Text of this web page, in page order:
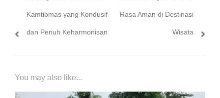
Kamtibmas yang Kondusif
dan Penuh Keharmonisan
Rasa Aman di Destinasi
Wisata
You may also like...